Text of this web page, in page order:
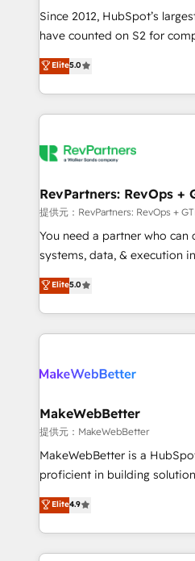
future.” Others agree it is
measurable impact.
Since 2012, HubSpot’s
have counted on S2 for
management, systems
solutions that deliver
transform brand experiences As one of the few
service creative agencies in
winning design to build
marketing campaigns, &
fuel long-term success We connect the entire
customer lifecycle through
ensure long-term adoption
and service to drive sustainable
HubSpot accreditations and
Elite5.0
RevPartners: RevOps +
提供元：RevPartners: RevOps +
You need a partner who can
systems, data, & execution
bridge the gap where most
combining GTM strategy
solve the right problem with the
only firm in the world to
clients gain a unique
market execution. Why B2B Businesses Choose RP: -
Secure: Soc2 compliant 🛡️ - Pricing:
starting at $1,5k 💵 - Speed: Launch in 14 days ⚡ -
Global: 75+ RPers across five continents 🌐 - Scale:
HubSpot Partner 🪴 - Sales Hub:
implementations than any
Elite5.0
MakeWebBetter
提供元：MakeWebBetter
MakeWebBetter is a
proficient in building
operational efficiency of
growing tech-enabler &
hands you the blend of
eminent solutions & integrations.
Elite4.9